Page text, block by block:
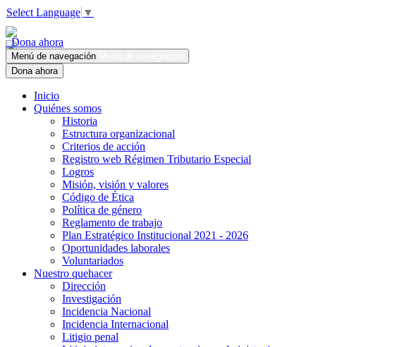
Select Language ▼
Dona ahora
Menú de navegación
Dona ahora
Inicio
Quiénes somos
Historia
Estructura organizacional
Criterios de acción
Registro web Régimen Tributario Especial
Logros
Misión, visión y valores
Código de Ética
Política de género
Reglamento de trabajo
Plan Estratégico Institucional 2021 - 2026
Oportunidades laborales
Voluntariados
Nuestro quehacer
Dirección
Investigación
Incidencia Nacional
Incidencia Internacional
Litigio penal